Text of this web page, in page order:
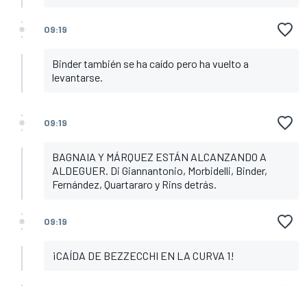
09:19
Binder también se ha caído pero ha vuelto a
levantarse.
09:19
BAGNAIA Y MÁRQUEZ ESTÁN ALCANZANDO A
ALDEGUER. Di Giannantonio, Morbidelli, Binder,
Fernández, Quartararo y Rins detrás.
09:19
¡CAÍDA DE BEZZECCHI EN LA CURVA 1!